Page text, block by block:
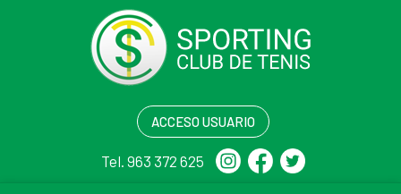
ACCESO USUARIO
Tel. 963 372 625